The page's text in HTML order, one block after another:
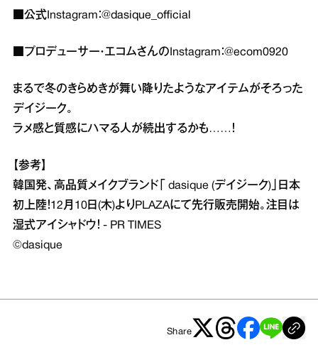
■公式Instagram：@dasique_official
■プロデューサー・エコムさんのInstagram：@ecom0920
まるで冬のきらめきが舞い降りたようなアイテムがそろった
デイジーク。
ラメ感と質感にハマる人が続出するかも……！
【参考】
韓国発、高品質メイクブランド「 dasique (デイジーク)」⽇本
初上陸！12月10日(木)よりPLAZAにて先行販売開始。注目は
湿式アイシャドウ！ - PR TIMES
©dasique
Share